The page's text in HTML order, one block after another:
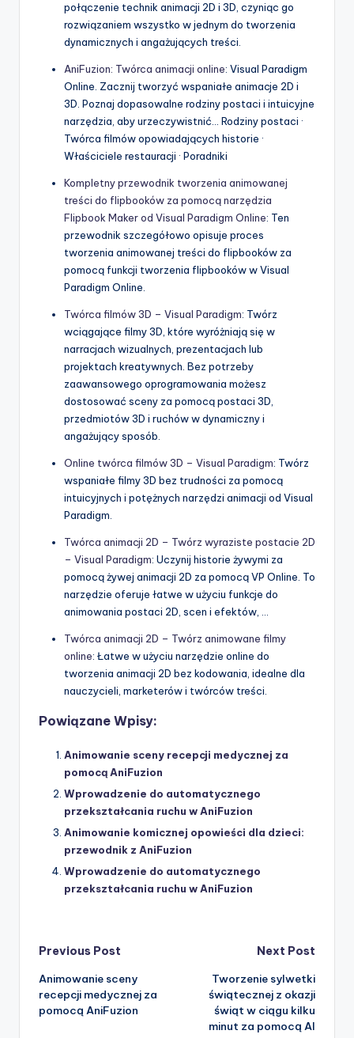
połączenie technik animacji 2D i 3D, czyniąc go
rozwiązaniem wszystko w jednym do tworzenia
dynamicznych i angażujących treści.
AniFuzion: Twórca animacji online: Visual Paradigm
Online. Zacznij tworzyć wspaniałe animacje 2D i
3D. Poznaj dopasowalne rodziny postaci i intuicyjne
narzędzia, aby urzeczywistnić… Rodziny postaci ·
Twórca filmów opowiadających historie ·
Właściciele restauracji · Poradniki
Kompletny przewodnik tworzenia animowanej
treści do flipbooków za pomocą narzędzia
Flipbook Maker od Visual Paradigm Online: Ten
przewodnik szczegółowo opisuje proces
tworzenia animowanej treści do flipbooków za
pomocą funkcji tworzenia flipbooków w Visual
Paradigm Online.
Twórca filmów 3D – Visual Paradigm: Twórz
wciągające filmy 3D, które wyróżniają się w
narracjach wizualnych, prezentacjach lub
projektach kreatywnych. Bez potrzeby
zaawansowego oprogramowania możesz
dostosować sceny za pomocą postaci 3D,
przedmiotów 3D i ruchów w dynamiczny i
angażujący sposób.
Online twórca filmów 3D – Visual Paradigm: Twórz
wspaniałe filmy 3D bez trudności za pomocą
intuicyjnych i potężnych narzędzi animacji od Visual
Paradigm.
Twórca animacji 2D – Twórz wyraziste postacie 2D
– Visual Paradigm: Uczynij historie żywymi za
pomocą żywej animacji 2D za pomocą VP Online. To
narzędzie oferuje łatwe w użyciu funkcje do
animowania postaci 2D, scen i efektów, …
Twórca animacji 2D – Twórz animowane filmy
online: Łatwe w użyciu narzędzie online do
tworzenia animacji 2D bez kodowania, idealne dla
nauczycieli, marketerów i twórców treści.
Powiązane Wpisy:
Animowanie sceny recepcji medycznej za
pomocą AniFuzion
Wprowadzenie do automatycznego
przekształcania ruchu w AniFuzion
Animowanie komicznej opowieści dla dzieci:
przewodnik z AniFuzion
Wprowadzenie do automatycznego
przekształcania ruchu w AniFuzion
Post
navigation
Previous Post
Animowanie sceny
recepcji medycznej za
pomocą AniFuzion
Next Post
Tworzenie sylwetki
świątecznej z okazji
świąt w ciągu kilku
minut za pomocą AI